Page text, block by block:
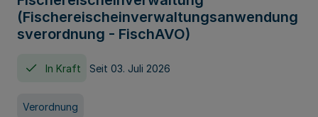
(Fischereischeinverwaltungsanwendung
sverordnung - FischAVO)
In Kraft Seit 03. Juli 2026
Verordnung